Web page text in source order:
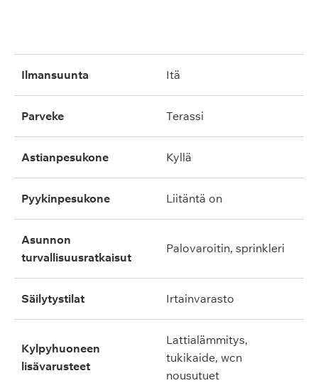
ilmansuunta itä
parveke terassi
astianpesukone kyllä
pyykinpesukone liitäntä on
asunnon
turvallisuusratkaisut
palovaroitin, sprinkleri
säilytystilat irtainvarasto
kylpyhuoneen
lisävarusteet
lattialämmitys,
tukikaide, wcn
nousutuet